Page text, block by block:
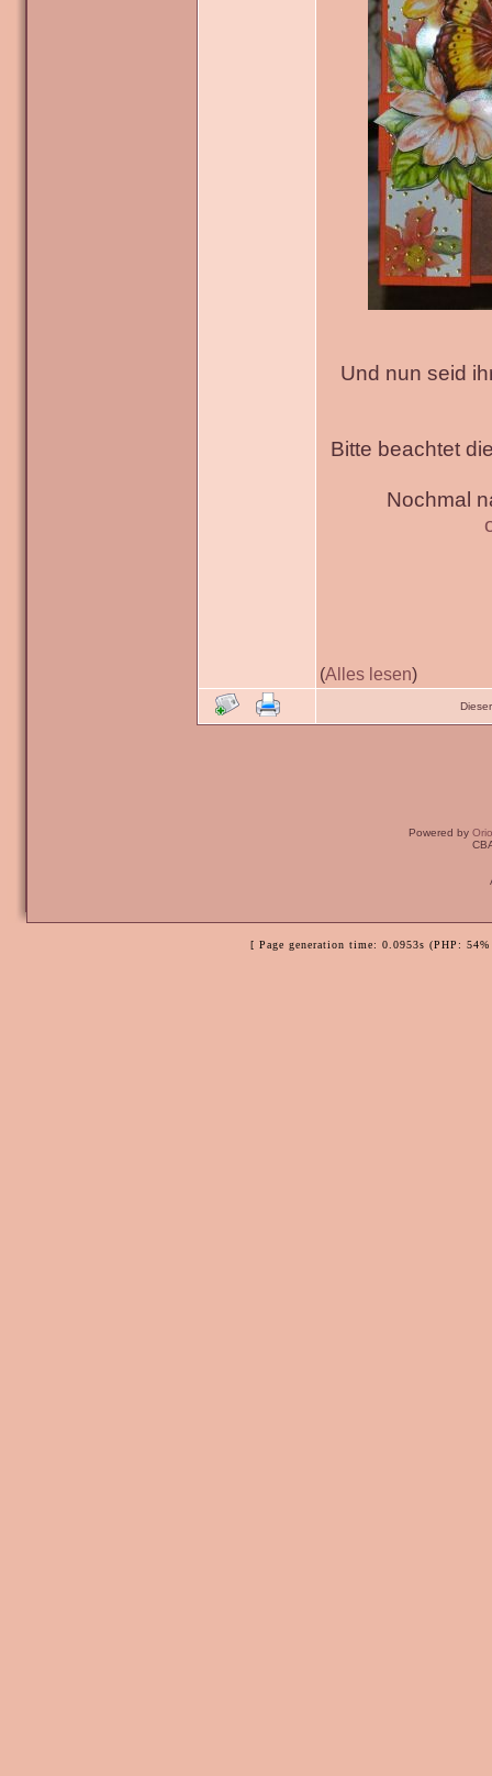
Und nun seid
Bitte beachtet
Nochmal
(Alles lesen)
Powered by
[ Page generation time: 0.0953s (PHP: